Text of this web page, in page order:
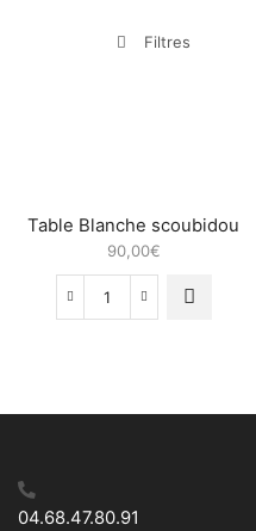
Filtres
Table Blanche scoubidou
90,00€
quantité
04.68.47.80.91